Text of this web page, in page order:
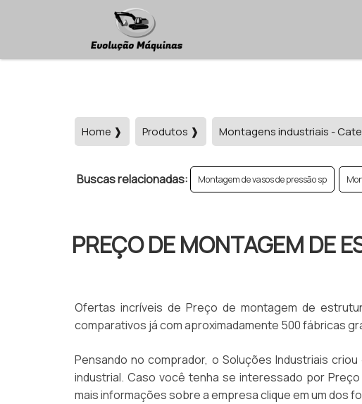
Home ❱ Produtos ❱ Montagens industriais -
Buscas relacionadas: Montagem de vasos de pressão sp
PREÇO DE MONTAGEM DE
Ofertas incríveis de Preço de montagem de
comparativos já com aproximadamente 500 fábricas
Pensando no comprador, o Soluções Industriais
industrial. Caso você tenha se interessado por
mais informações sobre a empresa clique em um dos